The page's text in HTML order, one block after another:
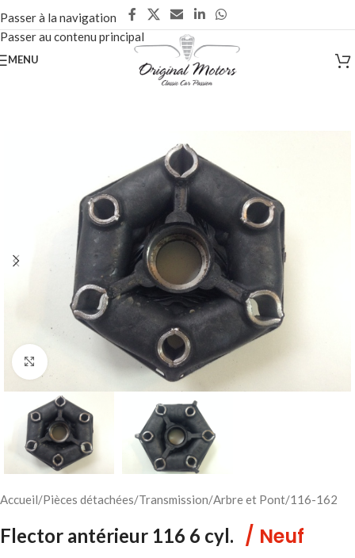
Passer à la navigation
Passer au contenu principal
MENU
Cliquez pour agrandir
Accueil/Pièces détachées/Transmission/Arbre et Pont/116-162
Flector antérieur 116 6 cyl. / Neuf